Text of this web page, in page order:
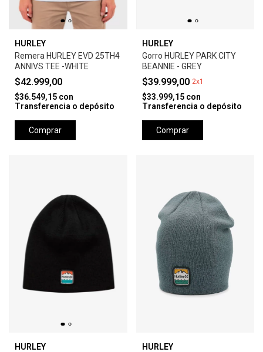
HURLEY
Remera HURLEY EVD 25TH4
ANNIVS TEE -WHITE
$42.999,00
$36.549,15 con
Transferencia o depósito
Comprar
HURLEY
Gorro HURLEY PARK CITY
BEANNIE - GREY
$39.999,00 2x1
$33.999,15 con
Transferencia o depósito
Comprar
HURLEY
HURLEY